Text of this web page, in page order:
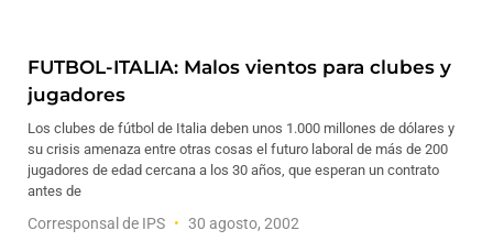
FUTBOL-ITALIA: Malos vientos para clubes y
jugadores
Los clubes de fútbol de Italia deben unos 1.000 millones de dólares y
su crisis amenaza entre otras cosas el futuro laboral de más de 200
jugadores de edad cercana a los 30 años, que esperan un contrato
antes de
Corresponsal de IPS 30 agosto, 2002